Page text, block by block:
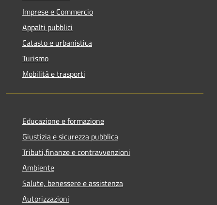
Imprese e Commercio
Appalti pubblici
Catasto e urbanistica
Turismo
Mobilità e trasporti
Educazione e formazione
Giustizia e sicurezza pubblica
Tributi,finanze e contravvenzioni
Ambiente
Salute, benessere e assistenza
Autorizzazioni